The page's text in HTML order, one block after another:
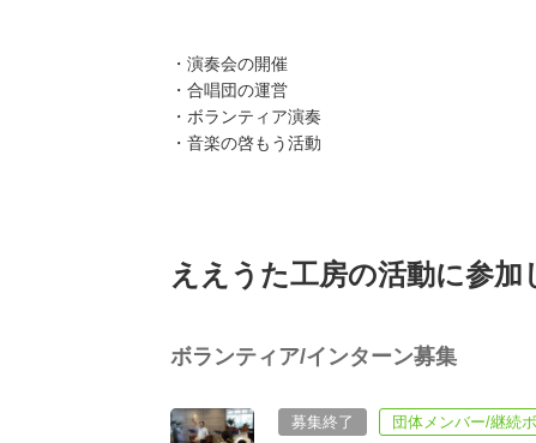
・演奏会の開催
・合唱団の運営
・ボランティア演奏
・音楽の啓もう活動
ええうた工房の活動に参加
ボランティア/インターン募集
募集終了 団体メンバー/継続